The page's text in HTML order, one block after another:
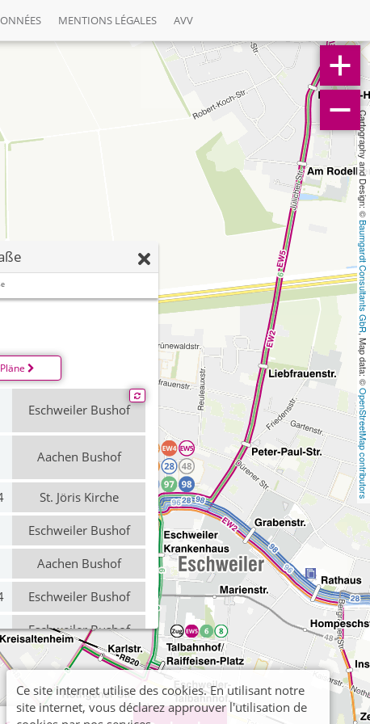
MENTIONS LÉGALES AVV
Cartography and Design: ©
Baumgardt Consultants GbR
, Map data: ©
OpenStreetMap contributors
Pläne
Eschweiler Bushof
Aachen Bushof
St. Jöris Kirche
Eschweiler Bushof
Aachen Bushof
Eschweiler Bushof
Eschweiler Bushof
Aachen Bushof
Eschweiler Bushof
Ce site internet utilise des cookies. En utilisant notre
site internet, vous déclarez approuver l'utilisation de